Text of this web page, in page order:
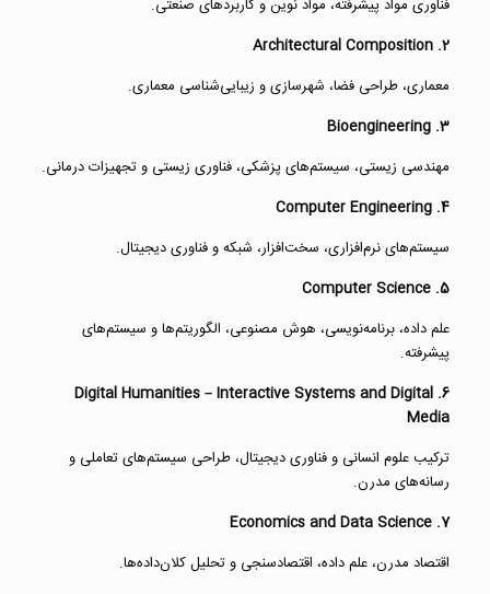
فناوری مواد پیشرفته، مواد نوین و کاربردهای صنعتی.
2. Architectural Composition
معماری، طراحی فضا، شهرسازی و زیبایی‌شناسی معماری.
3. Bioengineering
مهندسی زیستی، سیستم‌های پزشکی، فناوری زیستی و تجهیزات درمانی.
4. Computer Engineering
سیستم‌های نرم‌افزاری، سخت‌افزار، شبکه و فناوری دیجیتال.
5. Computer Science
علم داده، برنامه‌نویسی، هوش مصنوعی، الگوریتم‌ها و سیستم‌های
پیشرفته.
6. Digital Humanities – Interactive Systems and Digital
Media
ترکیب علوم انسانی و فناوری دیجیتال، طراحی سیستم‌های تعاملی و
رسانه‌های مدرن.
7. Economics and Data Science
اقتصاد مدرن، علم داده، اقتصادسنجی و تحلیل کلان‌داده‌ها.